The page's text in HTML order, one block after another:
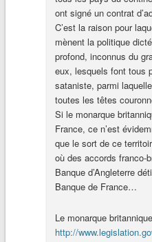
ont signé un contrat
C’est la raison pour
mènent la politique
profond, inconnus du
eux, lesquels font tous
sataniste, parmi
toutes les têtes
Si le monarque
France, ce n’est
que le sort de ce
où des accords franco-
Banque d’Angleterre
Banque de France…
Le monarque britannique
http://